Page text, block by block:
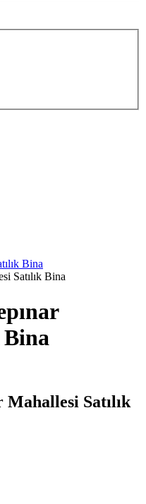
Bina
Satılık Bina
Bina
Satılık